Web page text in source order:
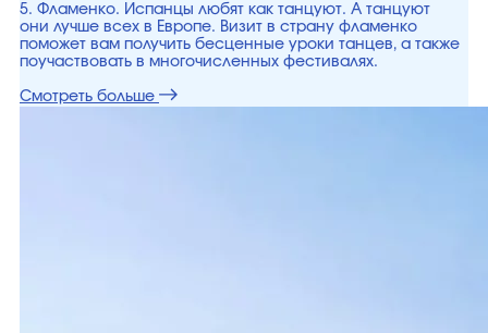
5. Фламенко. Испанцы любят как танцуют. А танцуют
они лучше всех в Европе. Визит в страну фламенко
поможет вам получить бесценные уроки танцев, а также
поучаствовать в многочисленных фестивалях.
Смотреть больше